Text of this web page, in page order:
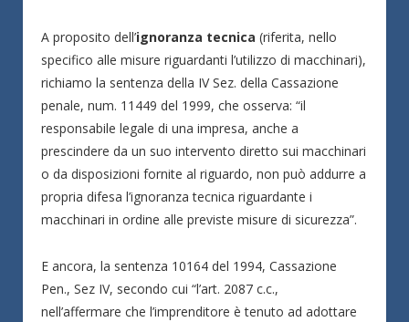
A proposito dell’ignoranza tecnica (riferita, nello
specifico alle misure riguardanti l’utilizzo di macchinari),
richiamo la sentenza della IV Sez. della Cassazione
penale, num. 11449 del 1999, che osserva: “il
responsabile legale di una impresa, anche a
prescindere da un suo intervento diretto sui macchinari
o da disposizioni fornite al riguardo, non può addurre a
propria difesa l’ignoranza tecnica riguardante i
macchinari in ordine alle previste misure di sicurezza”.
E ancora, la sentenza 10164 del 1994, Cassazione
Pen., Sez IV, secondo cui “l’art. 2087 c.c.,
nell’affermare che l’imprenditore è tenuto ad adottare